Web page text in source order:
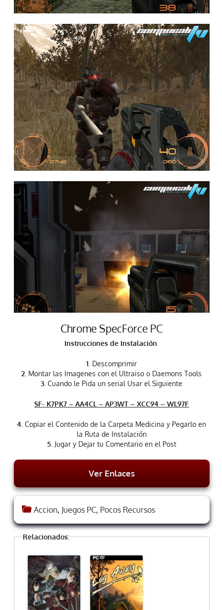
Chrome SpecForce PC
Instrucciones de Instalación
1 . Descomprimir
2. Montar las Imagenes con el Ultraiso o Daemons Tools
3. Cuando le Pida un serial Usar el Siguiente
SF- K7PK7 – AA4CL – AP3WT – XCC94 – WL97F
4. Copiar el Contenido de la Carpeta Medicina y Pegarlo en
la Ruta de Instalación
5. Jugar y Dejar tu Comentario en el Post
Ver Enlaces
Accion, Juegos PC, Pocos Recursos
Relacionados: